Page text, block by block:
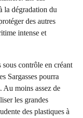
la dégradation du
des autres
intense et
sous contrôle en créant
Sargasses pourra
Au moins assez de
les grandes
des plastiques à